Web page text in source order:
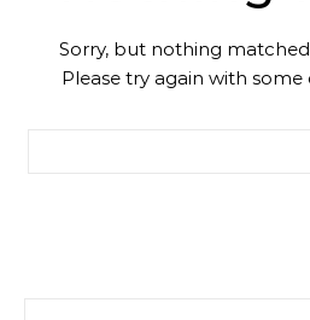
Sorry, but nothing
Please try again with